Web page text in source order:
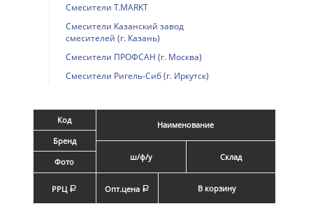
Смесители T.MARKT
Смесители Казанский завод
смесителей (г. Казань)
Смесители ПРОФСАН (г. Москва)
Смесители Ригель-Сиб (г. Иркутск)
Код
Бренд
Фото
Наименование
ш/ф/у Склад
РРЦ a Опт.цена a В корзину